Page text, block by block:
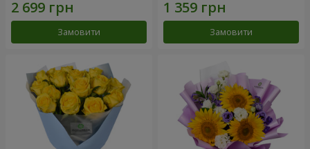
Замовити Замовити